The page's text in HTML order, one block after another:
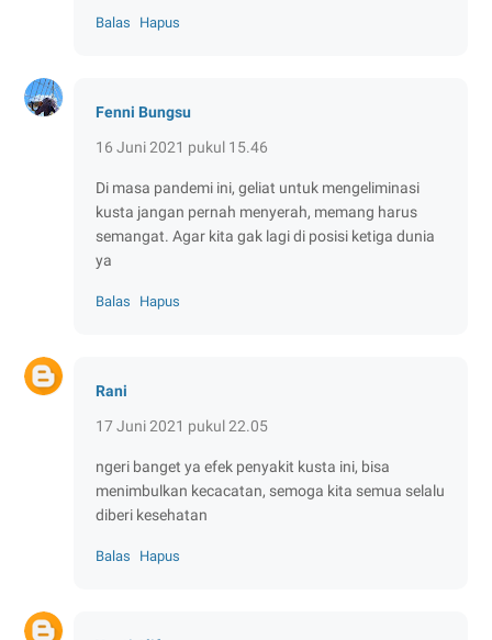
Balas Hapus
Fenni Bungsu
16 Juni 2021 pukul 15.46
Di masa pandemi ini, geliat untuk mengeliminasi
kusta jangan pernah menyerah, memang harus
semangat. Agar kita gak lagi di posisi ketiga dunia
ya
Balas Hapus
Rani
17 Juni 2021 pukul 22.05
ngeri banget ya efek penyakit kusta ini, bisa
menimbulkan kecacatan, semoga kita semua selalu
diberi kesehatan
Balas Hapus